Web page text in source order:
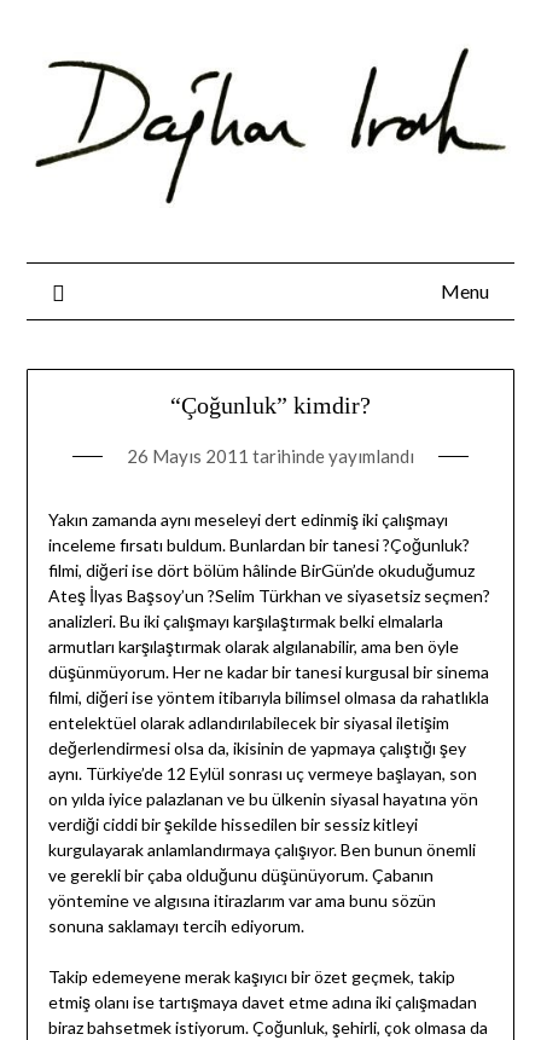
content
Menu
“Çoğunluk” kimdir?
26 Mayıs 2011 tarihinde yayımlandı
Yakın zamanda aynı meseleyi dert edinmiş iki çalışmayı
inceleme fırsatı buldum. Bunlardan bir tanesi ?Çoğunluk?
filmi, diğeri ise dört bölüm hâlinde BirGün’de okuduğumuz
Ateş İlyas Başsoy’un ?Selim Türkhan ve siyasetsiz seçmen?
analizleri. Bu iki çalışmayı karşılaştırmak belki elmalarla
armutları karşılaştırmak olarak algılanabilir, ama ben öyle
düşünmüyorum. Her ne kadar bir tanesi kurgusal bir sinema
filmi, diğeri ise yöntem itibarıyla bilimsel olmasa da rahatlıkla
entelektüel olarak adlandırılabilecek bir siyasal iletişim
değerlendirmesi olsa da, ikisinin de yapmaya çalıştığı şey
aynı. Türkiye’de 12 Eylül sonrası uç vermeye başlayan, son
on yılda iyice palazlanan ve bu ülkenin siyasal hayatına yön
verdiği ciddi bir şekilde hissedilen bir sessiz kitleyi
kurgulayarak anlamlandırmaya çalışıyor. Ben bunun önemli
ve gerekli bir çaba olduğunu düşünüyorum. Çabanın
yöntemine ve algısına itirazlarım var ama bunu sözün
sonuna saklamayı tercih ediyorum.
Takip edemeyene merak kaşıyıcı bir özet geçmek, takip
etmiş olanı ise tartışmaya davet etme adına iki çalışmadan
biraz bahsetmek istiyorum. Çoğunluk, şehirli, çok olmasa da